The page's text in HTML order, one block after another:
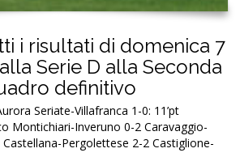
i risultati di domenica 7
Serie D alla Seconda
definitivo
Seriate-Villafranca 1-0: 11’pt
Montichiari-Inveruno 0-2 Caravaggio-
Pergolettese 2-2 Castiglione-